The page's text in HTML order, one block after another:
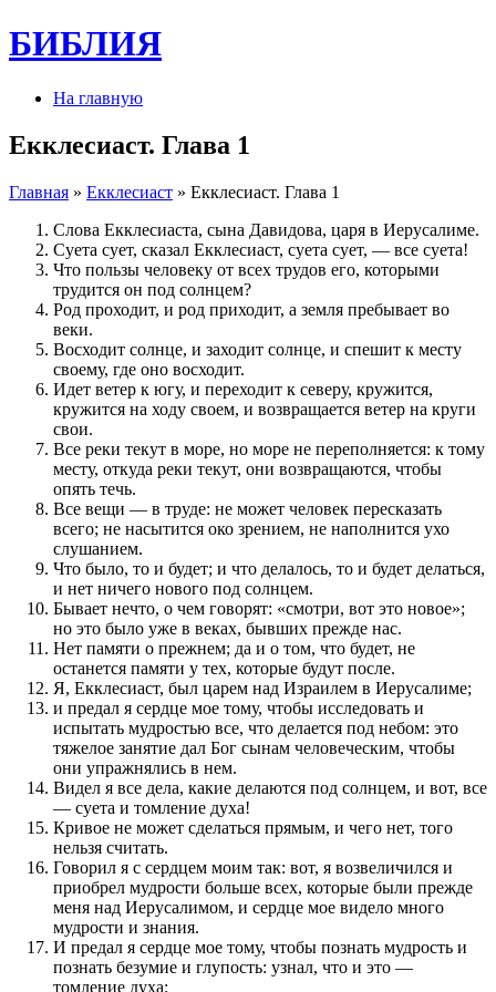
БИБЛИЯ
На главную
Екклесиаст. Глава 1
Главная » Екклесиаст » Екклесиаст. Глава 1
Слова Екклесиаста, сына Давидова, царя в Иерусалиме.
Суета сует, сказал Екклесиаст, суета сует, — все суета!
Что пользы человеку от всех трудов его, которыми
трудится он под солнцем?
Род проходит, и род приходит, а земля пребывает во
веки.
Восходит солнце, и заходит солнце, и спешит к месту
своему, где оно восходит.
Идет ветер к югу, и переходит к северу, кружится,
кружится на ходу своем, и возвращается ветер на круги
свои.
Все реки текут в море, но море не переполняется: к тому
месту, откуда реки текут, они возвращаются, чтобы
опять течь.
Все вещи — в труде: не может человек пересказать
всего; не насытится око зрением, не наполнится ухо
слушанием.
Что было, то и будет; и что делалось, то и будет делаться,
и нет ничего нового под солнцем.
Бывает нечто, о чем говорят: «смотри, вот это новое»;
но это было уже в веках, бывших прежде нас.
Нет памяти о прежнем; да и о том, что будет, не
останется памяти у тех, которые будут после.
Я, Екклесиаст, был царем над Израилем в Иерусалиме;
и предал я сердце мое тому, чтобы исследовать и
испытать мудростью все, что делается под небом: это
тяжелое занятие дал Бог сынам человеческим, чтобы
они упражнялись в нем.
Видел я все дела, какие делаются под солнцем, и вот, все
— суета и томление духа!
Кривое не может сделаться прямым, и чего нет, того
нельзя считать.
Говорил я с сердцем моим так: вот, я возвеличился и
приобрел мудрости больше всех, которые были прежде
меня над Иерусалимом, и сердце мое видело много
мудрости и знания.
И предал я сердце мое тому, чтобы познать мудрость и
познать безумие и глупость: узнал, что и это —
томление духа;